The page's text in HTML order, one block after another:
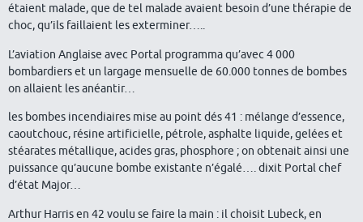
étaient malade, que de tel malade avaient besoin d’une thérapie de
choc, qu’ils faillaient les exterminer…..
L’aviation Anglaise avec Portal programma qu’avec 4 000
bombardiers et un largage mensuelle de 60.000 tonnes de bombes
on allaient les anéantir…
les bombes incendiaires mise au point dés 41 : mélange d’essence,
caoutchouc, résine artificielle, pétrole, asphalte liquide, gelées et
stéarates métallique, acides gras, phosphore ; on obtenait ainsi une
puissance qu’aucune bombe existante n’égalé…. dixit Portal chef
d’état Major…
Arthur Harris en 42 voulu se faire la main : il choisit Lubeck, en